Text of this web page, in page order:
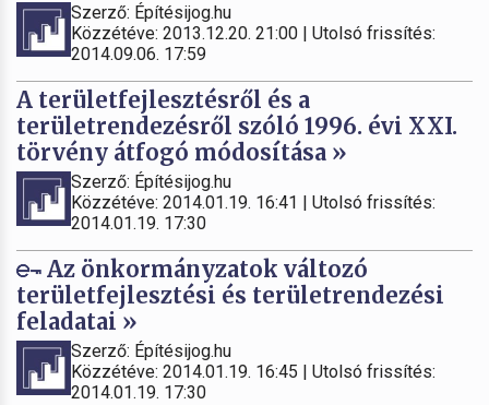
Szerző: Építésijog.hu
Közzétéve: 2013.12.20. 21:00 | Utolsó frissítés:
2014.09.06. 17:59
A területfejlesztésről és a
területrendezésről szóló 1996. évi XXI.
törvény átfogó módosítása »
Szerző: Építésijog.hu
Közzétéve: 2014.01.19. 16:41 | Utolsó frissítés:
2014.01.19. 17:30
Az önkormányzatok változó
területfejlesztési és területrendezési
feladatai »
Szerző: Építésijog.hu
Közzétéve: 2014.01.19. 16:45 | Utolsó frissítés:
2014.01.19. 17:30